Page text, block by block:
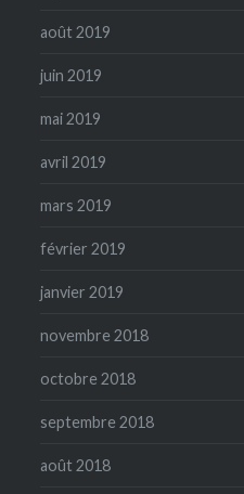
août 2019
juin 2019
mai 2019
avril 2019
mars 2019
février 2019
janvier 2019
novembre 2018
octobre 2018
septembre 2018
août 2018